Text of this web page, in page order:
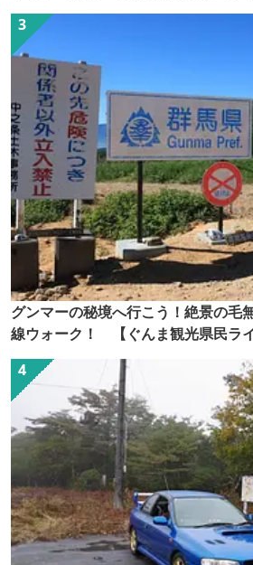
グンマーの秘境へ行こう！絶景の毛
線ウォーク！ 【ぐんま観光県民ライ